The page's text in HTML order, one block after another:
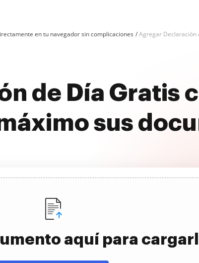
en tu navegador sin complicaciones Agregar Declaración
de Día Gratis
sus
aquí para